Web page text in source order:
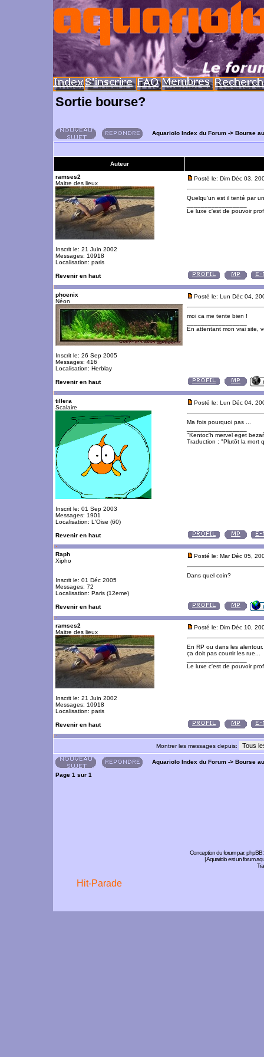
Sortie bourse?
Aquariolo Index du Forum -> Bourse
Auteur
ramses2
Maitre des lieux
Inscrit le: 21 Juin 2002
Messages: 10918
Localisation: paris
Posté le: Dim Déc 03,
Quelqu'un est il tenté par
Le luxe c'est de pouvoir
Revenir en haut
phoenix
Néon
Inscrit le: 26 Sep 2005
Messages: 416
Localisation: Herblay
Posté le: Lun Déc 04,
moi ca me tente bien !
En attentant mon vrai site,
Revenir en haut
tillera
Scalaire
Inscrit le: 01 Sep 2003
Messages: 1901
Localisation: L'Oise (60)
Posté le: Lun Déc 04,
Ma fois pourquoi pas ...
"Kentoc'h mervel eget
Traduction : "Plutôt la mort
Revenir en haut
Raph
Xipho
Inscrit le: 01 Déc 2005
Messages: 72
Localisation: Paris (12eme)
Posté le: Mar Déc 05,
Dans quel coin?
Revenir en haut
ramses2
Maitre des lieux
Inscrit le: 21 Juin 2002
Messages: 10918
Localisation: paris
Posté le: Dim Déc 10,
En RP ou dans les
ça doit pas courrir les rue...
Le luxe c'est de pouvoir
Revenir en haut
Montrer les messages depuis:
Aquariolo Index du Forum -> Bourse
Page 1 sur 1
Conception du forum par:phpBB
| Aquariolo est un forum